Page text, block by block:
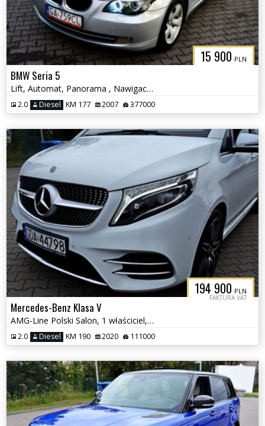
15 900 PLN
BMW Seria 5
Lift, Automat, Panorama , Nawigacja, Czujniki parkowania
2.0 Diesel KM 177 2007 377000
194 900 PLN
FAKTURA VAT
Mercedes-Benz Klasa V
AMG-Line Polski Salon, 1 właściciel, Fv VAT
2.0 Diesel KM 190 2020 111000